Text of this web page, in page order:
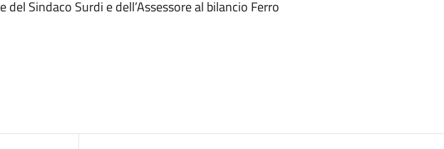
del Sindaco Surdi e dell’Assessore al bilancio Ferro